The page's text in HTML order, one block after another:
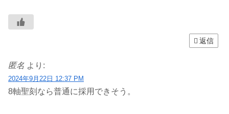
返信
匿名 より:
2024年9月22日 12:37 PM
8軸聖刻なら普通に採用できそう。